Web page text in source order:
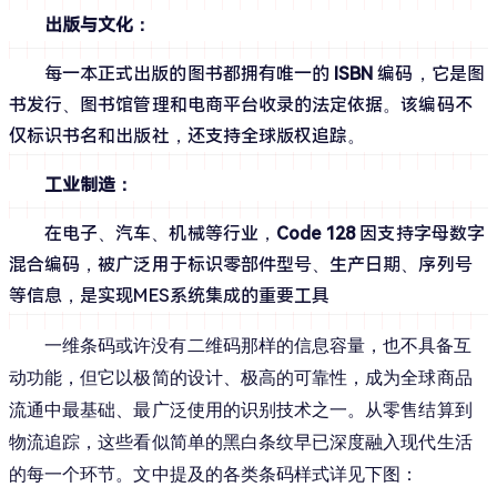
出版与文化：
每一本正式出版的图书都拥有唯一的 ISBN 编码，它是图
书发行、图书馆管理和电商平台收录的法定依据。该编码不
仅标识书名和出版社，还支持全球版权追踪。
工业制造：
在电子、汽车、机械等行业， Code 128 因支持字母数字
混合编码，被广泛用于标识零部件型号、生产日期、序列号
等信息，是实现MES系统集成的重要工具
一维条码或许没有二维码那样的信息容量，也不具备互
动功能，但它以极简的设计、极高的可靠性，成为全球商品
流通中最基础、最广泛使用的识别技术之一。从零售结算到
物流追踪，这些看似简单的黑白条纹早已深度融入现代生活
的每一个环节。文中提及的各类条码样式详见下图：